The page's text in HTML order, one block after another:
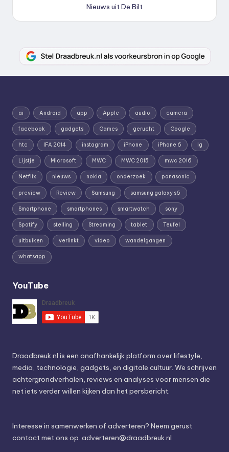
Nieuws uit De Bilt
ai Android app Apple audio camera
facebook gadgets Games gerucht Google
htc IFA 2014 instagram iPhone iPhone 6 lg
Lijstje Microsoft MWC MWC 2015 mwc 2016
Netflix nieuws nokia onderzoek panasonic
preview Review Samsung samsung galaxy s6
Smartphone smartphones smartwatch sony
Spotify stelling Streaming tablet Teufel
uitbuiken verlinkt video wandelgangen
whatsapp
YouTube
Draadbreuk.nl is een onafhankelijk platform over lifestyle,
media, technologie, gadgets, en digitale cultuur. We schrijven
achtergrondverhalen, reviews en analyses voor mensen die
net iets verder willen kijken dan het persbericht.
Interesse in samenwerken of adverteren? Neem gerust
contact met ons op. adverteren@draadbreuk.nl